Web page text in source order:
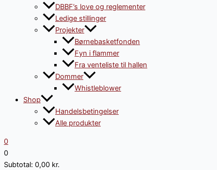
DBBF’s love og reglementer
Ledige stillinger
Projekter
Børnebasketfonden
Fyn i flammer
Fra venteliste til hallen
Dommer
Whistleblower
Shop
Handelsbetingelser
Alle produkter
0
0
Subtotal: 0,00 kr.